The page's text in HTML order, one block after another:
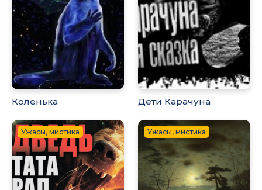
Коленька Дети Карачуна
Ужасы, мистика Ужасы, мистика